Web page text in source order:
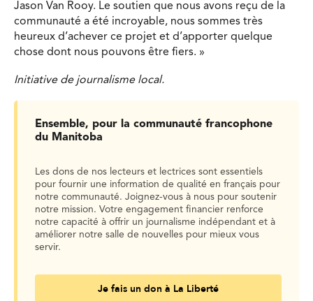
Jason Van Rooy. Le soutien que nous avons reçu de la
communauté a été incroyable, nous sommes très
heureux d’achever ce projet et d’apporter quelque
chose dont nous pouvons être fiers. »
Initiative de journalisme local.
Ensemble, pour la communauté francophone
du Manitoba
Les dons de nos lecteurs et lectrices sont essentiels
pour fournir une information de qualité en français pour
notre communauté. Joignez-vous à nous pour soutenir
notre mission. Votre engagement financier renforce
notre capacité à offrir un journalisme indépendant et à
améliorer notre salle de nouvelles pour mieux vous
servir.
Je fais un don à La Liberté